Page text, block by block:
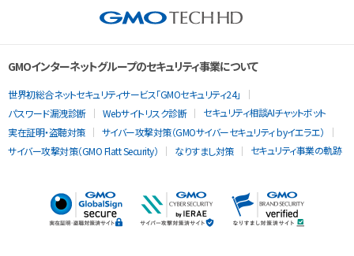
GMOインターネットグループのセキュリティ事業について
世界初総合ネットセキュリティサービス「GMOセキュリティ24」
パスワード漏洩診断
Webサイトリスク診断
セキュリティ相談AIチャットボット
実在証明・盗聴対策
サイバー攻撃対策（GMOサイバーセキュリティ byイエラエ）
サイバー攻撃対策（GMO Flatt Security）
なりすまし対策 セキュリティ事業の軌跡